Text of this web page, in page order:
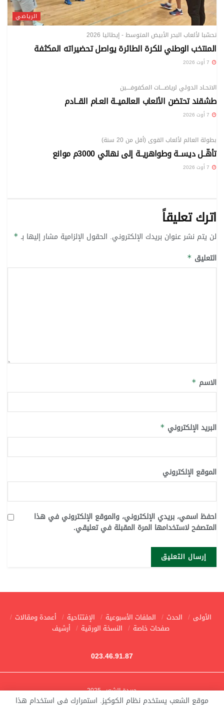
الرياضي
تحسّبا لألعاب البحر الأبيض المتوسط - إيطاليا 2026
المنتخب الوطني للكرة الطائرة يواصل تحضيراته المكثفة
الاتحـاد الدولي لرياضــــات المكفوفــــين
طشقند تحتضن الألعاب العالميــة العـام القــادم
بطولة العالم لألعاب القوى (أقل من 20 سنة)
تأهّــل ديســة وطواهريــة إلى نهائي 3000م موانع
اترك تعليقاً
لن يتم نشر عنوان بريدك الإلكتروني. الحقول الإلزامية مشار إليها بـ *
التعليق *
الاسم *
البريد الإلكتروني *
الموقع الإلكتروني
احفظ اسمي، بريدي الإلكتروني، والموقع الإلكتروني في هذا
المتصفح لاستخدامها المرة المقبلة في تعليقي.
الأولى الحدث الملفات الأسبوعية الإفتتاحية
أعمدة ومقالات
صفحات خاصة
النسخة الورقية أرشيف
023.46.91.87
جريدة الشعب 2025
موقع الشعب يستخدم نظام الكوكيز. استمرارك في استخدام هذا